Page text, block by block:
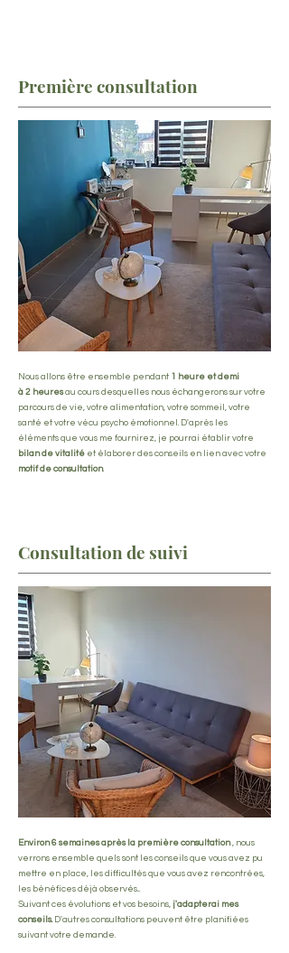
Première consultation
Nous allons être ensemble pendant 1 heure et demi
à 2 heuresau cours desquelles nous échangerons sur votre
parcours de vie, votre alimentation, votre sommeil, votre
santé et votre vécu psycho émotionnel. D'après les
éléments que vous me fournirez, je pourrai établir votre
bilan de vitalité et élaborer des conseils en lien avec votre
motif de consultation.
Consultation de suivi
Environ 6 semaines après la première consultation, nous
verrons ensemble quels sont les conseils que vous avez pu
mettre en place, les difficultés que vous avez rencontrées,
les bénéfices déjà observés...
Suivant ces évolutions et vos besoins, j'adapterai mes
conseils. D'autres consultations peuvent être planifiées
suivant votre demande.